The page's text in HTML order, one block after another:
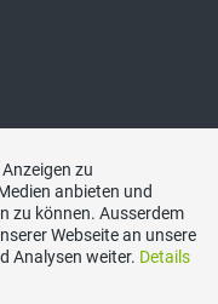
zu
anbieten und
zu können. Ausserdem
Webseite an unsere
Analysen weiter. Details